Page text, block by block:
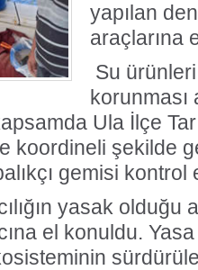
yapılan
araçlarına
Su
korunması
Ula İlçe
koordineli şekilde
gemisi kontrol
yasak
el konuldu. Yasa